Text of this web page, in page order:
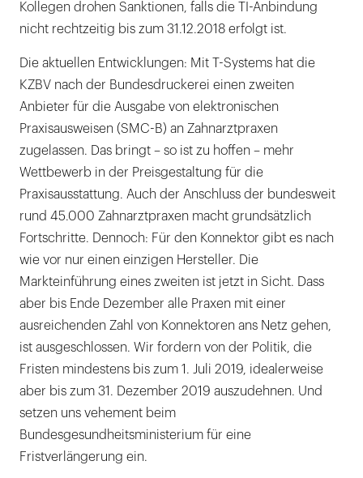
Kollegen drohen Sanktionen, falls die TI-Anbindung
nicht rechtzeitig bis zum 31.12.2018 erfolgt ist.
Die aktuellen Entwicklungen: Mit T-Systems hat die
KZBV nach der Bundesdruckerei einen zweiten
Anbieter für die Ausgabe von elektronischen
Praxisausweisen (SMC-B) an Zahnarztpraxen
zugelassen. Das bringt – so ist zu hoffen – mehr
Wettbewerb in der Preisgestaltung für die
Praxisausstattung. Auch der Anschluss der bundesweit
rund 45.000 Zahnarztpraxen macht grundsätzlich
Fortschritte. Dennoch: Für den Konnektor gibt es nach
wie vor nur einen einzigen Hersteller. Die
Markteinführung eines zweiten ist jetzt in Sicht. Dass
aber bis Ende Dezember alle Praxen mit einer
ausreichenden Zahl von Konnektoren ans Netz gehen,
ist ausgeschlossen. Wir fordern von der Politik, die
Fristen mindestens bis zum 1. Juli 2019, idealerweise
aber bis zum 31. Dezember 2019 auszudehnen. Und
setzen uns vehement beim
Bundesgesundheitsministerium für eine
Fristverlängerung ein.